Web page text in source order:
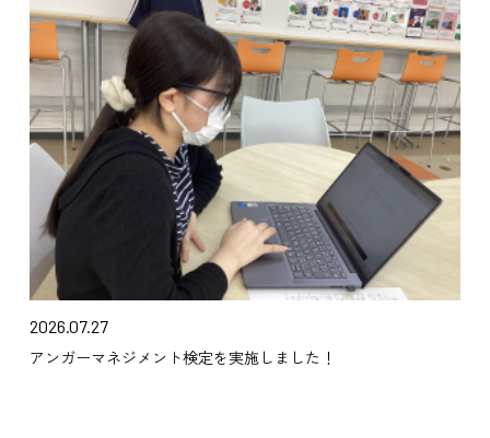
2026.07.27
アンガーマネジメント検定を実施しました！